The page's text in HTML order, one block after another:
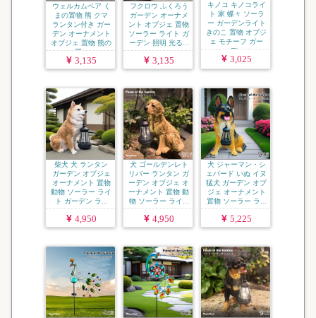
ウェルカムベア く
まの置物 熊 クマ
ランタン付き ガー
デン オーナメント
オブジェ 置物 熊の
置...
3,135
フクロウ ふくろう
ガーデン オーナメ
ント オブジェ 置物
ソーラー ライト ガ
ーデン 照明 光る...
3,135
キノコ キノコライ
ト 家 蝶々 ソーラ
ー ガーデンライト
きのこ 置物 オブジ
ェ モチーフ ガー
デ...
3,025
柴犬 犬 ランタン
ガーデン オブジェ
オーナメント 置物
動物 ソーラー ライ
ト ガーデン ラ...
4,950
犬 ゴールデンレト
リバー ランタン ガ
ーデン オブジェ オ
ーナメント 置物 動
物 ソーラー ライ...
4,950
犬 ジャーマン・シ
ェパード いぬ イヌ
猛犬 ガーデン オブ
ジェ オーナメント
置物 ソーラー ラ...
5,225